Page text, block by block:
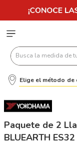
Busca la medida
Elige el método de
Paquete de 2
BLUEARTH